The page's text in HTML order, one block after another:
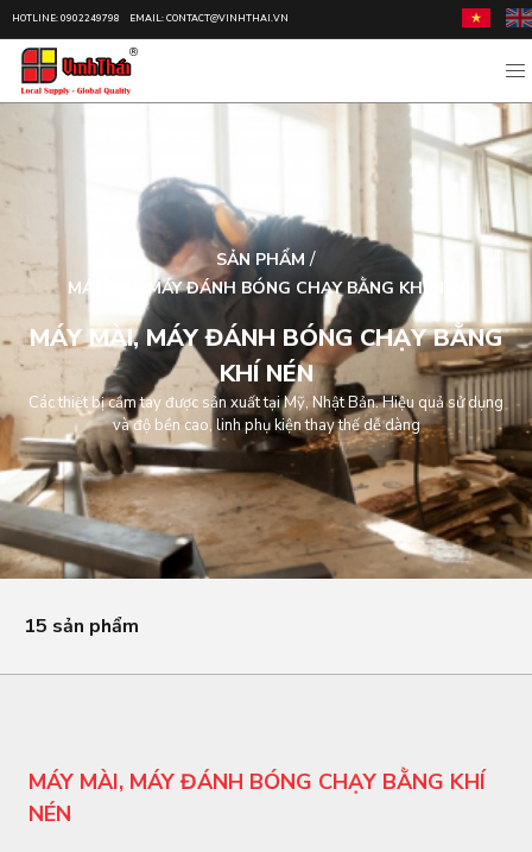
HOTLINE: 0902249798 EMAIL: CONTACT@VINHTHAI.VN
SẢN PHẨM /
MÁY MÀI, MÁY ĐÁNH BÓNG CHẠY BẰNG KHÍ NÉN
MÁY MÀI, MÁY ĐÁNH BÓNG CHẠY BẰNG
KHÍ NÉN
Các thiết bị cầm tay được sản xuất tại Mỹ, Nhật Bản. Hiệu quả sử dụng
và độ bền cao, linh phụ kiện thay thế dễ dàng
15 sản phẩm
MÁY MÀI, MÁY ĐÁNH BÓNG CHẠY BẰNG KHÍ
NÉN